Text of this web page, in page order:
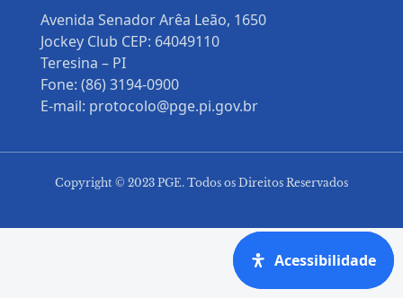
Avenida Senador Arêa Leão, 1650
Jockey Club CEP: 64049110
Teresina – PI
Fone: (86) 3194-0900
E-mail: protocolo@pge.pi.gov.br
Copyright © 2023 PGE. Todos os Direitos Reservados
Acessibilidade
Acessibilidade